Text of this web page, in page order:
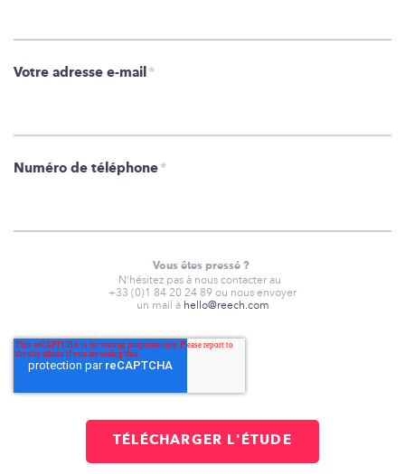
Votre adresse e-mail *
Numéro de téléphone *
Vous êtes pressé ?
N’hésitez pas à nous contacter au
+33 (0)1 84 20 24 89 ou nous envoyer
un mail à hello@reech.com